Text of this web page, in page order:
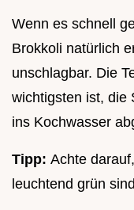
Wenn es schnell
Brokkoli natürlich
unschlagbar. Die
wichtigsten ist, die
ins Kochwasser
Tipp: Achte
leuchtend grün